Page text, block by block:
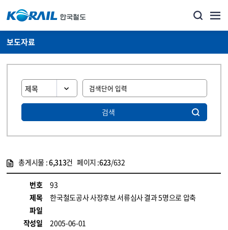
보도자료
검색
총게시물 :6,313건 페이지 :623/632
번호
93
제목
한국철도공사 사장후보 서류심사 결과 5명으로 압축
파일
작성일
2005-06-01